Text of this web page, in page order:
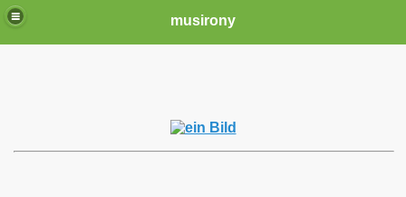
musirony